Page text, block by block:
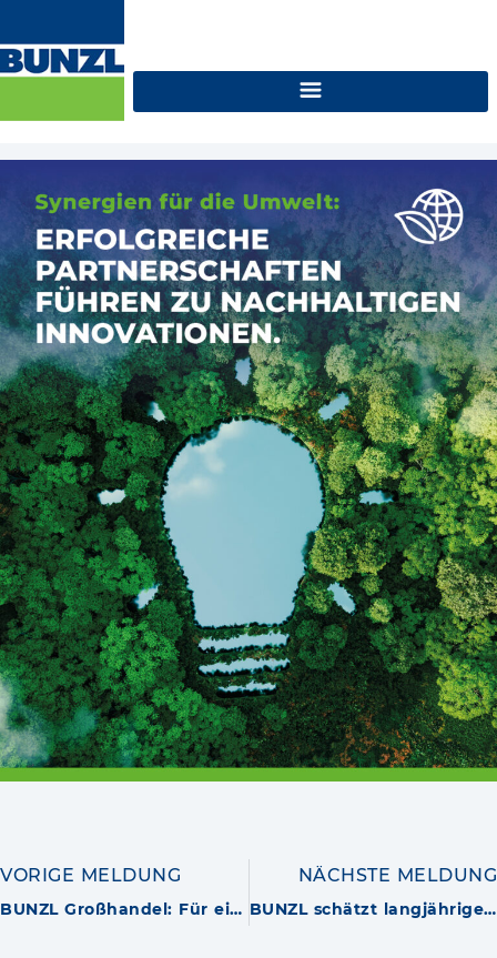
VORIGE MELDUNG
BUNZL Großhandel: Für eine bunte und inklusive Zukunft
NÄCHSTE MELDUNG
BUNZL schätzt langjährige Mitarbeitende und gemeinsames Wachstum